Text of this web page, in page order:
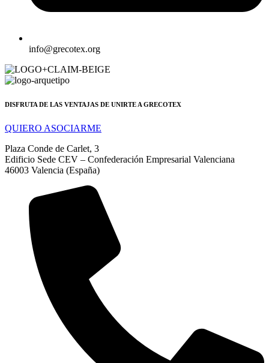
info@grecotex.org
DISFRUTA DE LAS VENTAJAS DE UNIRTE A GRECOTEX
QUIERO ASOCIARME
Plaza Conde de Carlet, 3
Edificio Sede CEV – Confederación Empresarial Valenciana
46003 Valencia (España)